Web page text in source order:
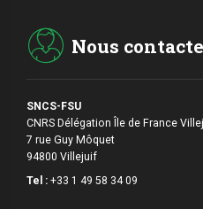
Nous
SNCS-FSU
CNRS Délégation Île de France
7 rue Guy Môquet
94800 Villejuif
Tel : +33 1 49 58 34 09